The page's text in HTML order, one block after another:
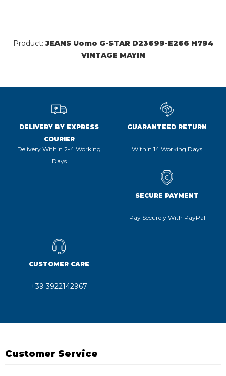
Product:JEANS Uomo G-STAR D23699-E266 H794
VINTAGE MAYIN
DELIVERY BY EXPRESS
COURIER
Delivery Within 2-4 Working
Days
GUARANTEED RETURN
Within 14 Working Days
SECURE PAYMENT
Pay Securely With PayPal
CUSTOMER CARE
+39 3922142967
Customer Service